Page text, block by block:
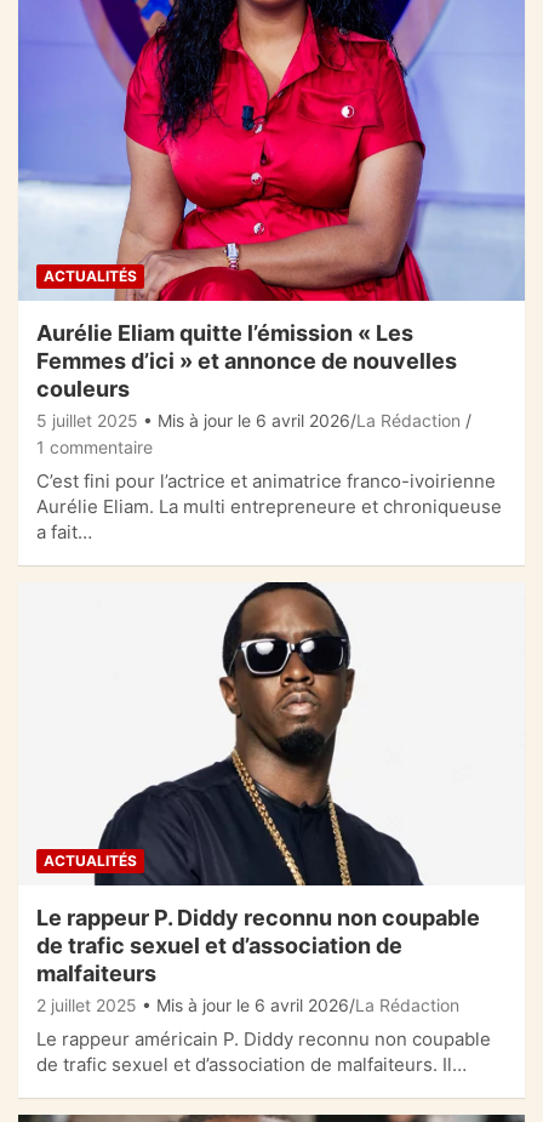
ACTUALITÉS
Aurélie Eliam quitte l’émission « Les
Femmes d’ici » et annonce de nouvelles
couleurs
5 juillet 2025 • Mis à jour le 6 avril 2026 La Rédaction
1 commentaire
C’est fini pour l’actrice et animatrice franco-ivoirienne
Aurélie Eliam. La multi entrepreneure et chroniqueuse
a fait…
ACTUALITÉS
Le rappeur P. Diddy reconnu non coupable
de trafic sexuel et d’association de
malfaiteurs
2 juillet 2025 • Mis à jour le 6 avril 2026 La Rédaction
Le rappeur américain P. Diddy reconnu non coupable
de trafic sexuel et d’association de malfaiteurs. Il…